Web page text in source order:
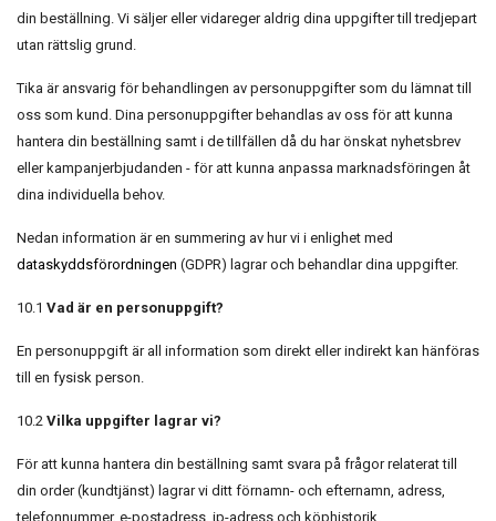
din beställning. Vi säljer eller vidareger aldrig dina uppgifter till tredjepart
utan rättslig grund.
Tika är ansvarig för behandlingen av personuppgifter som du lämnat till
oss som kund. Dina personuppgifter behandlas av oss för att kunna
hantera din beställning samt i de tillfällen då du har önskat nyhetsbrev
eller kampanjerbjudanden - för att kunna anpassa marknadsföringen åt
dina individuella behov.
Nedan information är en summering av hur vi i enlighet med
dataskyddsförordningen (GDPR) lagrar och behandlar dina uppgifter.
10.1 Vad är en personuppgift?
En personuppgift är all information som direkt eller indirekt kan hänföras
till en fysisk person.
10.2 Vilka uppgifter lagrar vi?
För att kunna hantera din beställning samt svara på frågor relaterat till
din order (kundtjänst) lagrar vi ditt förnamn- och efternamn, adress,
telefonnummer, e-postadress, ip-adress och köphistorik.